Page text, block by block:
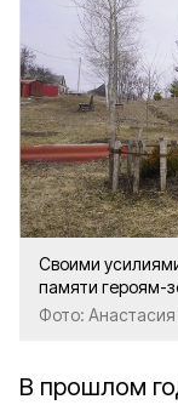
Своими
памяти героям-
Фото: Анастасия
В прошлом